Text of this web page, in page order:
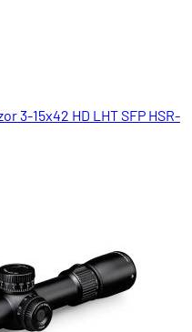
3-15x42 HD LHT SFP HSR-